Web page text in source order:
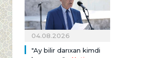
04.08.2026
"Ay bilir darıxan kimdi